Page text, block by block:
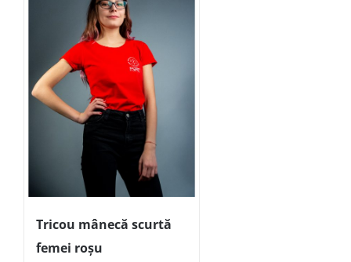
Tricou mânecă scurtă
femei roșu